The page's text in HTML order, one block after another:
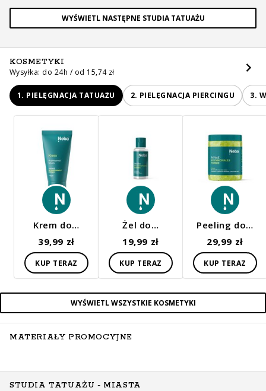
WYŚWIETL NASTĘPNE STUDIA TATUAŻU
KOSMETYKI
Wysyłka: do 24h / od 15,74 zł
1. PIELĘGNACJA TATUAŻU 2. PIELĘGNACJA PIERCINGU 3.
Krem do…
39,99 zł
KUP TERAZ
Żel do…
19,99 zł
KUP TERAZ
Peeling do…
29,99 zł
KUP TERAZ
WYŚWIETL WSZYSTKIE KOSMETYKI
MATERIAŁY PROMOCYJNE
STUDIA TATUAŻU - MIASTA